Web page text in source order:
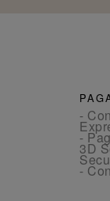
-
-
3D
-